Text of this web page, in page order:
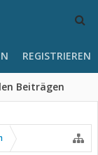
Beiträgen
REGISTRIEREN